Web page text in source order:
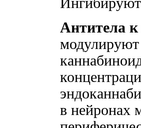
Антитела к
в нейронах